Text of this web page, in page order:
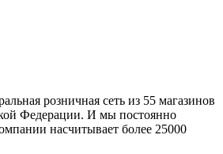
розничная сеть из 55 магазинов
Федерации. И мы постоянно
насчитывает более 25000